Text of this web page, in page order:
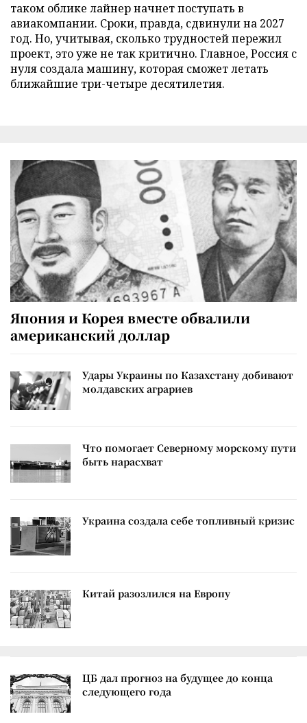
таком облике лайнер начнет поступать в
авиакомпании. Сроки, правда, сдвинули на 2027
год. Но, учитывая, сколько трудностей пережил
проект, это уже не так критично. Главное, Россия с
нуля создала машину, которая сможет летать
ближайшие три-четыре десятилетия.
Япония и Корея вместе обвалили
американский доллар
Удары Украины по Казахстану добивают
молдавских аграриев
Что помогает Северному морскому пути
быть нарасхват
Украина создала себе топливный кризис
Китай разозлился на Европу
ЦБ дал прогноз на будущее до конца
следующего года